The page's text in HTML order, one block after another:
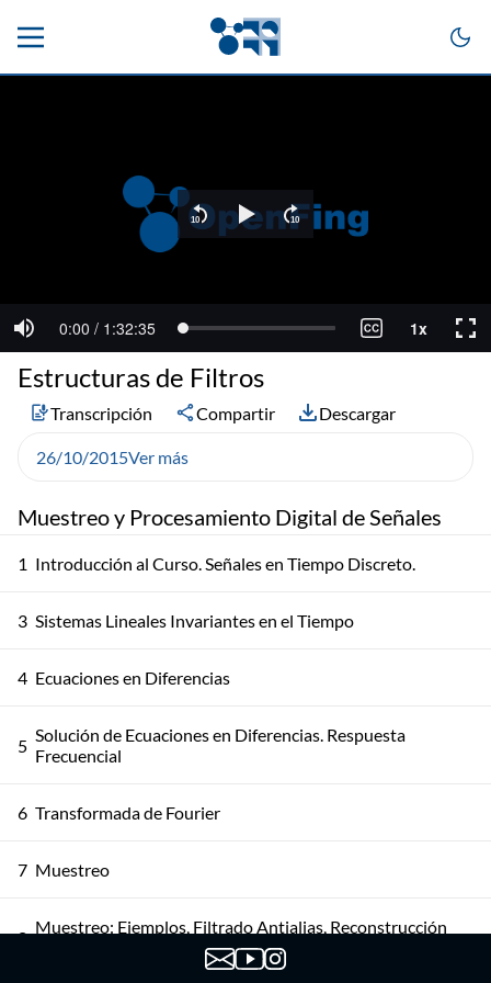
Muestreo y Procesamiento Digital de Señales
1 Introducción al Curso. Señales en Tiempo Discreto.
3 Sistemas Lineales Invariantes en el Tiempo
4 Ecuaciones en Diferencias
5 Solución de Ecuaciones en Diferencias. Respuesta
Frecuencial
6 Transformada de Fourier
7 Muestreo
8 Muestreo: Ejemplos, Filtrado Antialias, Reconstrucción
Ideal y Consideraciones Prácticas
Estructuras de Filtros
Transcripción Compartir Descargar
26/10/2015Ver más